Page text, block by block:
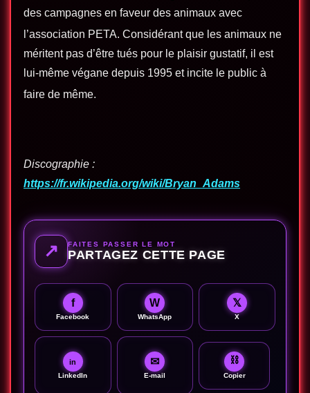
des campagnes en faveur des animaux avec
l’association PETA. Considérant que les animaux ne
méritent pas d’être tués pour le plaisir gustatif, il est
lui-même végane depuis 1995 et incite le public à
faire de même.
Discographie :
https://fr.wikipedia.org/wiki/Bryan_Adams
↗ FAITES PASSER LE MOT
PARTAGEZ CETTE PAGE
f
Facebook
W
WhatsApp
𝕏
X
in
LinkedIn
✉
E-mail
⛓
Copier